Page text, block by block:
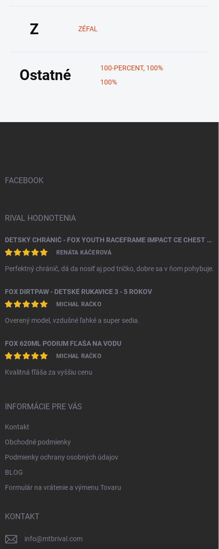
Z ZÉFAL
Ostatné
100-PERCENT, 100%
100%
FACEBOOK
RIVAL HODNOTENIA
DETSKÝ CHRÁNIČ - FOX YOUTH RACEFRAME IMPACT CE CHEST GUARD
RENÁTA KÁČEROVÁ
Perfektný chránič, dá da nosiť aj pod tričko, dobre sa v ňom pohybuje.
FOX DIRTPAW - DETSKÉ RUKAVICE 3 - 5 ROKOV
MICHAL RAČKO
Overený model, vzdušné ľahké a super sedia.
FOX 620ML PODIUM FĽAŠA NA VODU
MICHAL RAČKO
Kvalitná fľáša za vyššiu cenu
INFORMÁCIE PRE VÁS
Kontakt
Obchodné podmienky
Podmienky ochrany osobných údajov
BLOG
Formulár na vrátenie a výmenu Tovaru
KONTAKT
info@mtbrival.com